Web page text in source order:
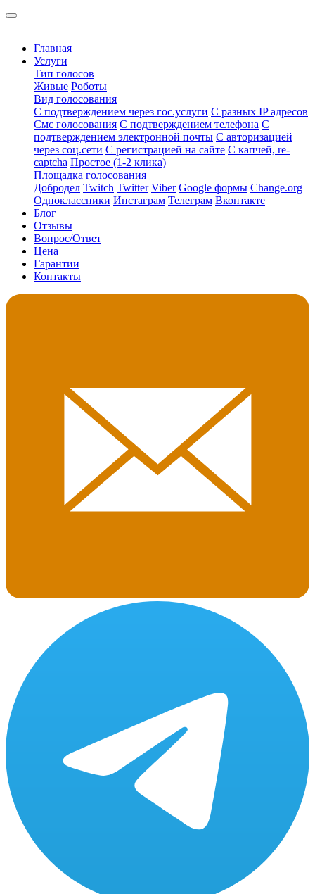
Главная
Услуги
Тип голосов
Живые Роботы
Вид голосования
С подтверждением через гос.услуги С разных IP адресов
Смс голосования С подтверждением телефона С
подтверждением электронной почты С авторизацией
через соц.сети С регистрацией на сайте С капчей, re-
captcha Простое (1-2 клика)
Площадка голосования
Добродел Twitch Twitter Viber Google формы Change.org
Одноклассники Инстаграм Телеграм Вконтакте
Блог
Отзывы
Вопрос/Ответ
Цена
Гарантии
Контакты